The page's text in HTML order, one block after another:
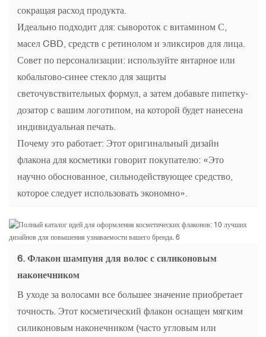
сокращая расход продукта.
Идеально подходит для: сывороток с витамином С,
масел CBD, средств с ретинолом и эликсиров для лица.
Совет по персонализации: используйте янтарное или
кобальтово-синее стекло для защиты
светочувствительных формул, а затем добавьте пипетку-
дозатор с вашим логотипом, на которой будет нанесена
индивидуальная печать.
Почему это работает: Этот оригинальный дизайн
флакона для косметики говорит покупателю: «Это
научно обоснованное, сильнодействующее средство,
которое следует использовать экономно».
6. Флакон шампуня для волос с силиконовым
наконечником
В уходе за волосами все большее значение приобретает
точность. Этот косметический флакон оснащен мягким
силиконовым наконечником (часто угловым или